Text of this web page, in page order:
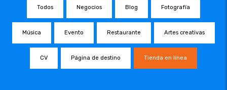
Todos Negocios Blog Fotografía
Música Evento Restaurante Artes creativas
CV Página de destino Tienda en línea